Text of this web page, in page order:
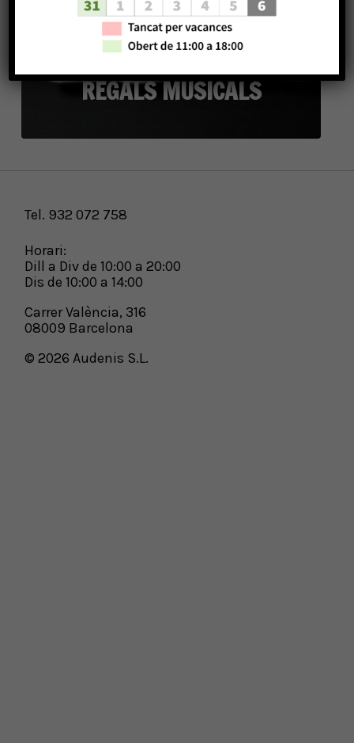
REGALS MUSICALS
Tel. 932 072 758
Horari:
Dill a Div de 10:00 a 20:00
Dis de 10:00 a 14:00
Carrer València, 316
08009 Barcelona
© 2026 Audenis S.L.